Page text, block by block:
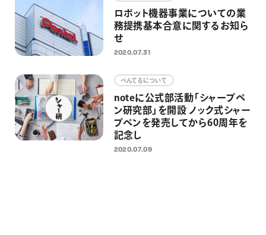
ロボット機器事業についての業
務提携基本合意に関するお知ら
せ
2020.07.31
ぺんてるについて
noteに公式部活動「シャープペ
ン研究部」を開設 ノック式シャー
プペンを発売してから60周年を
記念し
2020.07.09